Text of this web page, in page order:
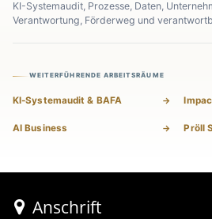
KI-Systemaudit, Prozesse, Daten,
Verantwortung, Förderweg und
WEITERFÜHRENDE ARBEITSRÄUME
KI-Systemaudit & BAFA
AI Business Pröll
Anschrift